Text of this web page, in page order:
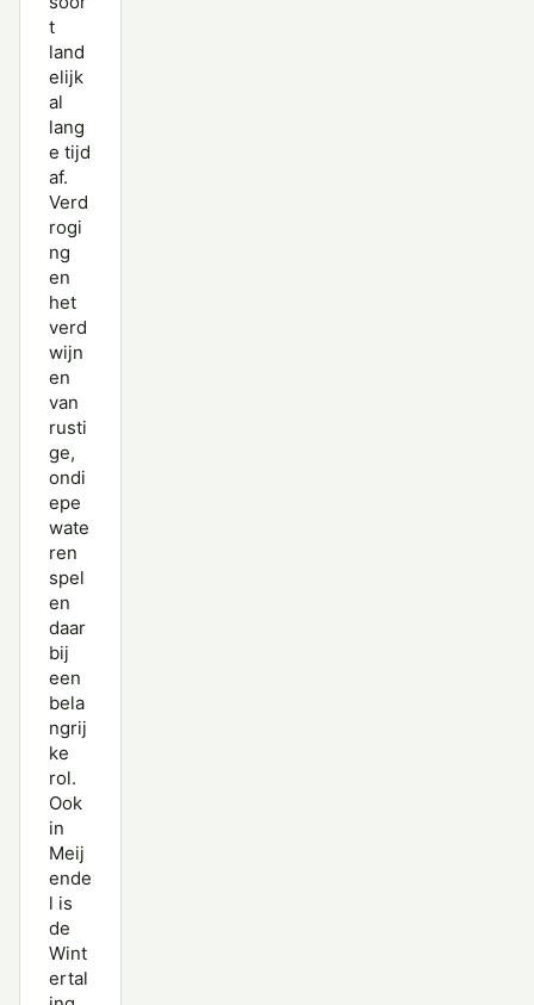
t
land
elijk
al
lang
e tijd
af.
Verd
rogi
ng
en
het
verd
wijn
en
van
rusti
ge,
ondi
epe
wate
ren
spel
en
daar
bij
een
bela
ngrij
ke
rol.
Ook
in
Meij
ende
l is
de
Wint
ertal